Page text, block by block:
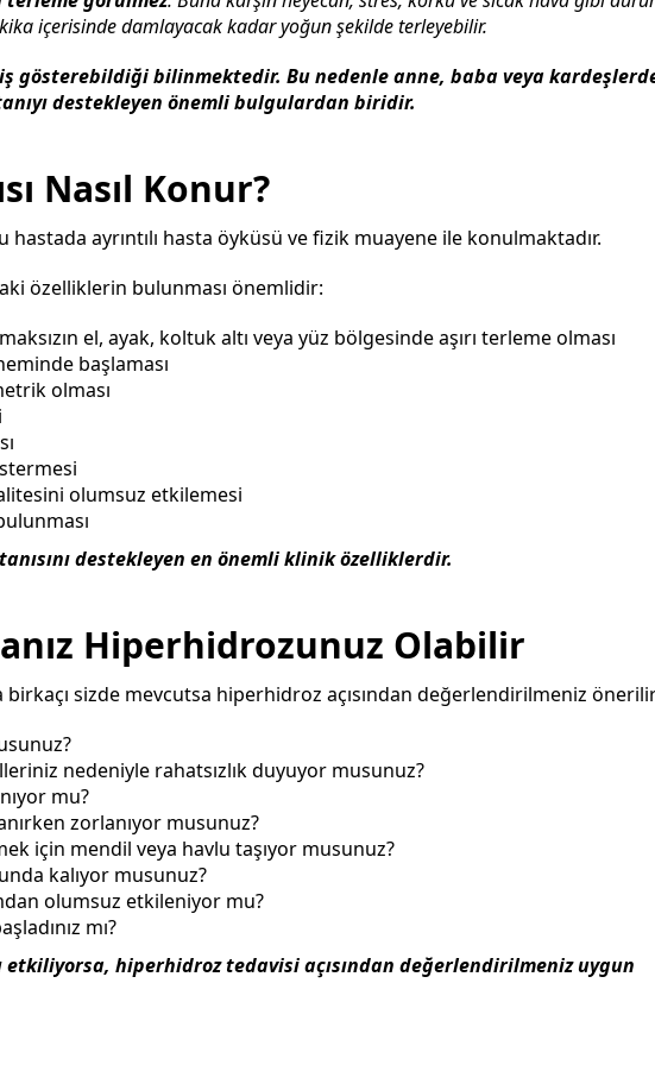
içerisinde damlayacak kadar yoğun şekilde terleyebilir.
gösterebildiği bilinmektedir. Bu nedenle anne, baba veya
destekleyen önemli bulgulardan biridir.
Nasıl Konur?
hastada ayrıntılı hasta öyküsü ve fizik muayene ile konulmaktadır.
özelliklerin bulunması önemlidir:
el, ayak, koltuk altı veya yüz bölgesinde aşırı terleme olması
başlaması
olması
olumsuz etkilemesi
destekleyen en önemli klinik özelliklerdir.
Hiperhidrozunuz Olabilir
sizde mevcutsa hiperhidroz açısından değerlendirilmeniz
nedeniyle rahatsızlık duyuyor musunuz?
mu?
zorlanıyor musunuz?
için mendil veya havlu taşıyor musunuz?
kalıyor musunuz?
olumsuz etkileniyor mu?
mı?
etkiliyorsa, hiperhidroz tedavisi açısından değerlendirilmeniz uygun